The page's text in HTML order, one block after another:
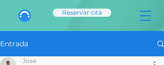
Reservar cita
Entrada
Jose